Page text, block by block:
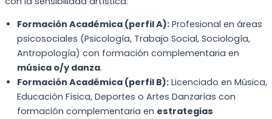
Formación Académica (perfil A): Profesional en áreas
psicosociales (Psicología, Trabajo Social, Sociología,
Antropología) con formación complementaria en
música o/y danza.
Formación Académica (perfil B): Licenciado en Música,
Educación Física, Deportes o Artes Danzarías con
formación complementaria en estrategias